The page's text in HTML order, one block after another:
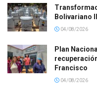
Bolivariano
04/08/2026
Plan
Francisco
04/08/2026